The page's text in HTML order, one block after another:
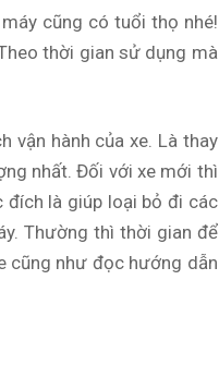
cũng có tuổi thọ nhé!
thời gian sử dụng mà
vận hành của xe. Là thay
nhất. Đối với xe mới thì
đích là giúp loại bỏ đi các
Thường thì thời gian để
cũng như đọc hướng dẫn